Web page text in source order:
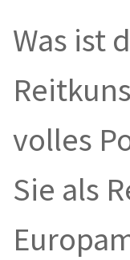
Was ist
volles
Sie als